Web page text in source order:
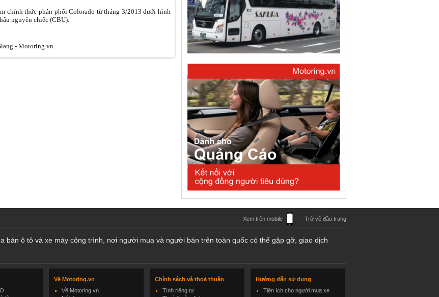
chính thức phân phối Colorado từ tháng 3/2013 dưới hình
nguyên chiếc (CBU).
- Motoring.vn
Xem trên mobile Trở về đầu trang
bán ô tô và xe máy công trình, nơi người mua và người bán trên toàn quốc có thể gặp gỡ, giao dịch
Về Motoring.vn
Về Motoring.vn
Chính sách và thoả thuận
Tính riêng tư
Hướng dẫn sử dụng
Tiện ích cho người mua xe